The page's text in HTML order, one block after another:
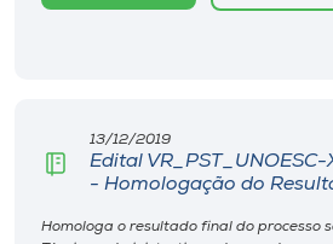
13/12/2019
Edital
- Homologação do
Homologa o resultado final do processo